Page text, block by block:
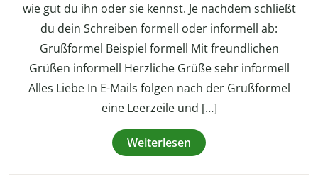
wie gut du ihn oder sie kennst. Je nachdem schließt
du dein Schreiben formell oder informell ab:
Grußformel Beispiel formell Mit freundlichen
Grüßen informell Herzliche Grüße sehr informell
Alles Liebe In E-Mails folgen nach der Grußformel
eine Leerzeile und […]
Weiterlesen